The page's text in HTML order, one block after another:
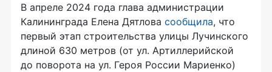
В апреле 2024 года глава администрации
Калининграда Елена Дятлова сообщила, что
первый этап строительства улицы Лучинского
длиной 630 метров (от ул. Артиллерийской
до поворота на ул. Героя России Мариенко)